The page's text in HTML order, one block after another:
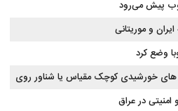
پیش می‌رود
و موریتانی
وضع کرد
های خورشیدی کوچک مقیاس یا شناور روی
در عراق